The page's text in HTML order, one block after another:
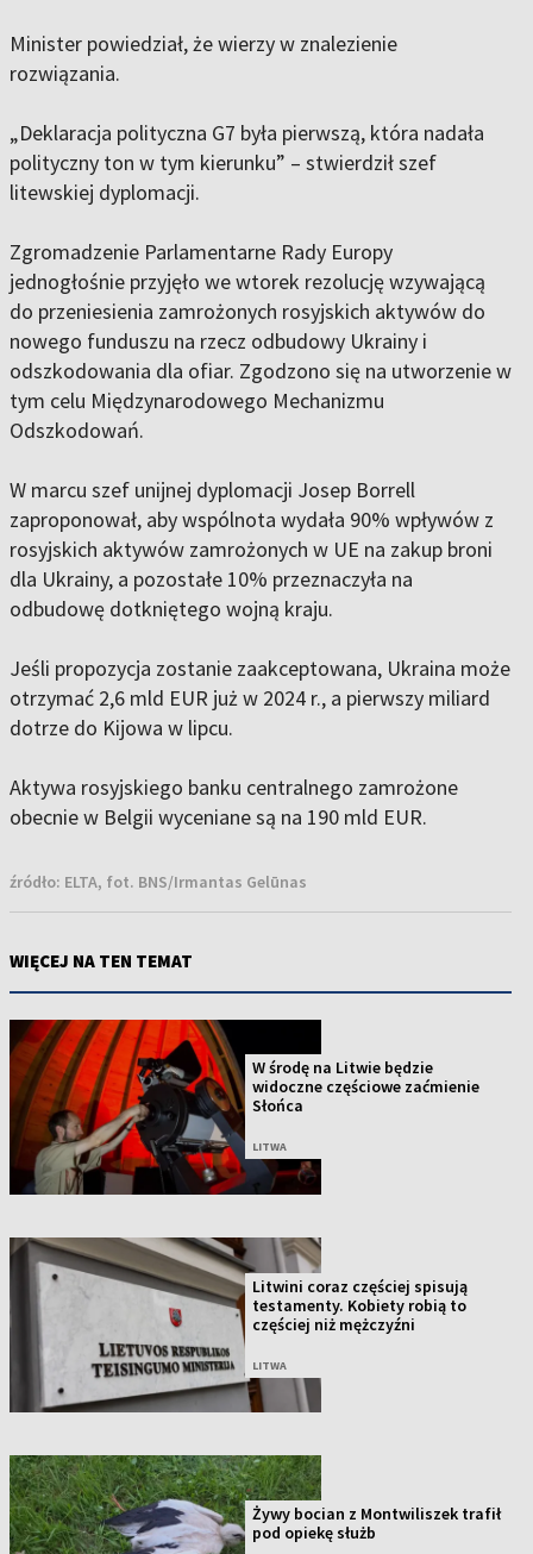
Minister powiedział, że wierzy w znalezienie
rozwiązania.
„Deklaracja polityczna G7 była pierwszą, która nadała
polityczny ton w tym kierunku” – stwierdził szef
litewskiej dyplomacji.
Zgromadzenie Parlamentarne Rady Europy
jednogłośnie przyjęło we wtorek rezolucję wzywającą
do przeniesienia zamrożonych rosyjskich aktywów do
nowego funduszu na rzecz odbudowy Ukrainy i
odszkodowania dla ofiar. Zgodzono się na utworzenie w
tym celu Międzynarodowego Mechanizmu
Odszkodowań.
W marcu szef unijnej dyplomacji Josep Borrell
zaproponował, aby wspólnota wydała 90% wpływów z
rosyjskich aktywów zamrożonych w UE na zakup broni
dla Ukrainy, a pozostałe 10% przeznaczyła na
odbudowę dotkniętego wojną kraju.
Jeśli propozycja zostanie zaakceptowana, Ukraina może
otrzymać 2,6 mld EUR już w 2024 r., a pierwszy miliard
dotrze do Kijowa w lipcu.
Aktywa rosyjskiego banku centralnego zamrożone
obecnie w Belgii wyceniane są na 190 mld EUR.
źródło: ELTA, fot. BNS/Irmantas Gelūnas
WIĘCEJ NA TEN TEMAT
W środę na Litwie będzie
widoczne częściowe zaćmienie
Słońca
LITWA
Litwini coraz częściej spisują
testamenty. Kobiety robią to
częściej niż mężczyźni
LITWA
Żywy bocian z Montwiliszek trafił
pod opiekę służb